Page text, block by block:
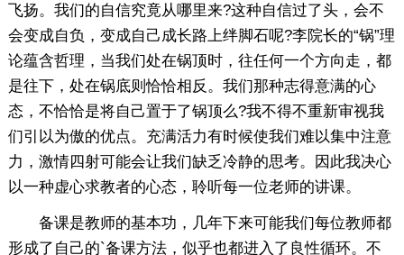
飞扬。我们的自信究竟从哪里来?这种自信过了头，会不
会变成自负，变成自己成长路上绊脚石呢?李院长的“锅”理
论蕴含哲理，当我们处在锅顶时，往任何一个方向走，都
是往下，处在锅底则恰恰相反。我们那种志得意满的心
态，不恰恰是将自己置于了锅顶么?我不得不重新审视我
们引以为傲的优点。充满活力有时候使我们难以集中注意
力，激情四射可能会让我们缺乏冷静的思考。因此我决心
以一种虚心求教者的心态，聆听每一位老师的讲课。
备课是教师的基本功，几年下来可能我们每位教师都
形成了自己的`备课方法，似乎也都进入了良性循环。不